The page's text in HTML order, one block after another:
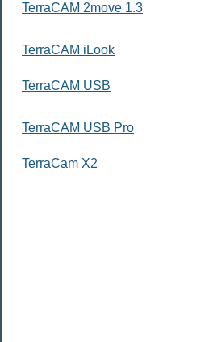
TerraCAM 2move 1.3
TerraCAM iLook
TerraCAM USB
TerraCAM USB Pro
TerraCam X2